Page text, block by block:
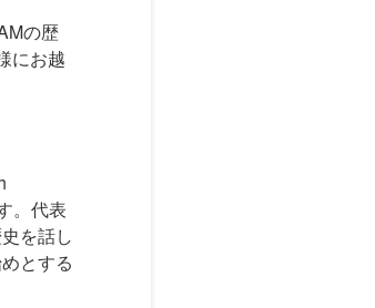
の歴
にお越
。代表
を話し
とする